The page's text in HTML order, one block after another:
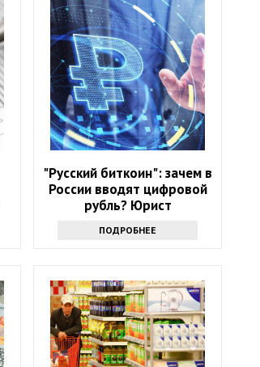
"Русский биткоин": зачем в
России вводят цифровой
рубль? Юрист
ПОДРОБНЕЕ